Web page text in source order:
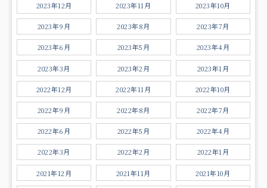
2023年12月 2023年11月 2023年10月
2023年9月 2023年8月 2023年7月
2023年6月 2023年5月 2023年4月
2023年3月 2023年2月 2023年1月
2022年12月 2022年11月 2022年10月
2022年9月 2022年8月 2022年7月
2022年6月 2022年5月 2022年4月
2022年3月 2022年2月 2022年1月
2021年12月 2021年11月 2021年10月